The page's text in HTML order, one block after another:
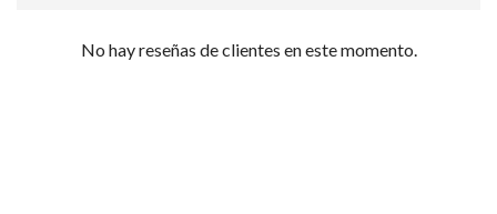
No hay reseñas de clientes en este momento.